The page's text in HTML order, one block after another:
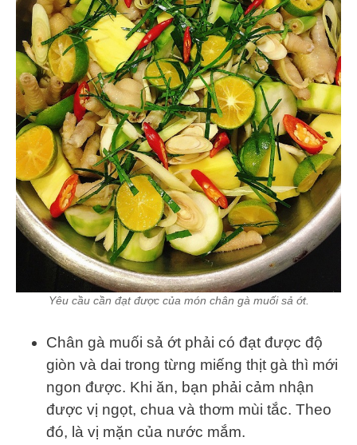
Yêu cầu cần đạt được của món chân gà muối sả ớt.
Chân gà muối sả ớt phải có đạt được độ
giòn và dai trong từng miếng thịt gà thì mới
ngon được. Khi ăn, bạn phải cảm nhận
được vị ngọt, chua và thơm mùi tắc. Theo
đó, là vị mặn của nước mắm.